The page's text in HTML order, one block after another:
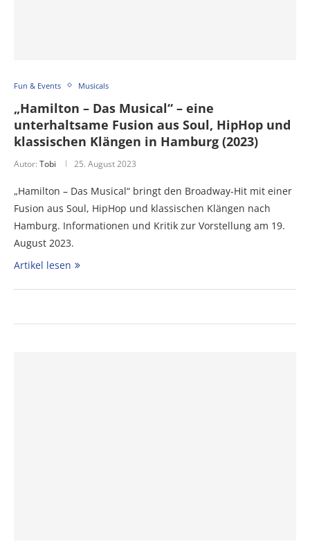
Fun & Events Musicals
„Hamilton – Das Musical“ – eine
unterhaltsame Fusion aus Soul, HipHop und
klassischen Klängen in Hamburg (2023)
Autor: Tobi 25. August 2023
„Hamilton – Das Musical“ bringt den Broadway-Hit mit einer
Fusion aus Soul, HipHop und klassischen Klängen nach
Hamburg. Informationen und Kritik zur Vorstellung am 19.
August 2023.
Artikel lesen